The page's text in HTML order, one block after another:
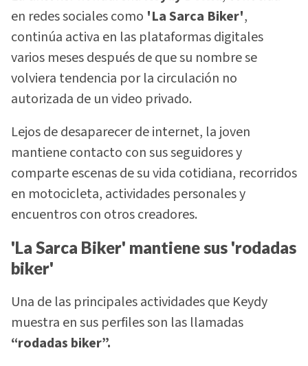
en redes sociales como 'La Sarca Biker',
continúa activa en las plataformas digitales
varios meses después de que su nombre se
volviera tendencia por la circulación no
autorizada de un video privado.
Lejos de desaparecer de internet, la joven
mantiene contacto con sus seguidores y
comparte escenas de su vida cotidiana, recorridos
en motocicleta, actividades personales y
encuentros con otros creadores.
'La Sarca Biker' mantiene sus 'rodadas
biker'
Una de las principales actividades que Keydy
muestra en sus perfiles son las llamadas
“rodadas biker”.